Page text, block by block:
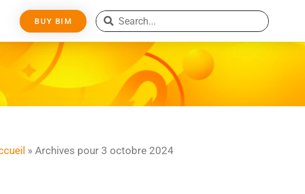
BUY BIM
» Archives pour 3 octobre 2024